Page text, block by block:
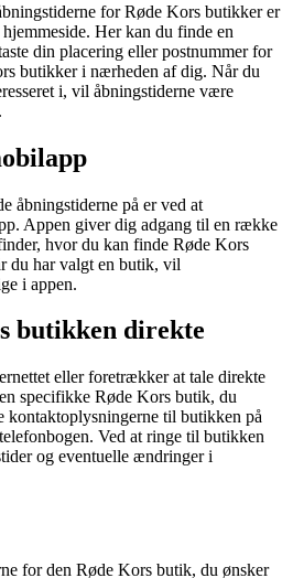
for Røde Kors butikker er
Her kan du finde en
din placering eller postnummer for
butikker i nærheden af dig. Når du
i, vil åbningstiderne være
åbningstiderne på er ved at
Appen giver dig adgang til en række
hvor du kan finde Røde Kors
du har valgt en butik, vil
i appen.
butikken direkte
eller foretrækker at tale direkte
specifikke Røde Kors butik, du
kontaktoplysningerne til butikken på
Ved at ringe til butikken
og eventuelle ændringer i
for den Røde Kors butik, du ønsker